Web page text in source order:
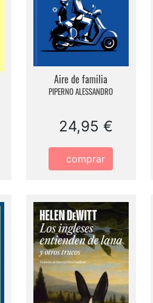
Aire de familia
PIPERNO ALESSANDRO
24,95 €
comprar